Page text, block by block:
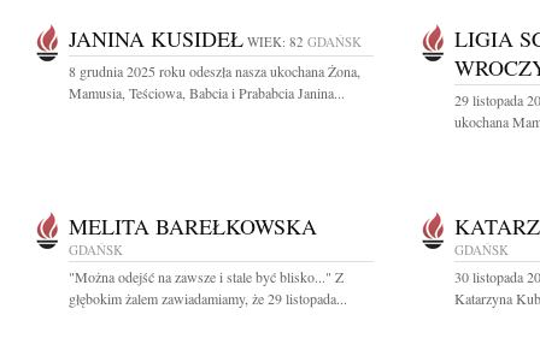
JANINA KUSIDEŁ WIEK: 82 GDAŃSK
8 grudnia 2025 roku odeszła nasza ukochana Żona,
Mamusia, Teściowa, Babcia i Prababcia Janina...
LIGIA
29 listopada
ukochana
MELITA BAREŁKOWSKA
GDAŃSK
"Można odejść na zawsze i stale być blisko..." Z
głębokim żalem zawiadamiamy, że 29 listopada...
GDAŃSK
30 listopada
Katarzyna